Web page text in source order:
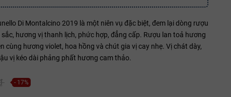
Di Montalcino 2019 là một niên vụ đặc biệt, đem lại dòng rượu
hương vị thanh lịch, phức hợp, đẳng cấp. Rượu lan toả hương
cùng hương violet, hoa hồng và chút gia vị cay nhẹ. Vị chát dày,
vị kéo dài phảng phất hương cam thảo.
- 17%